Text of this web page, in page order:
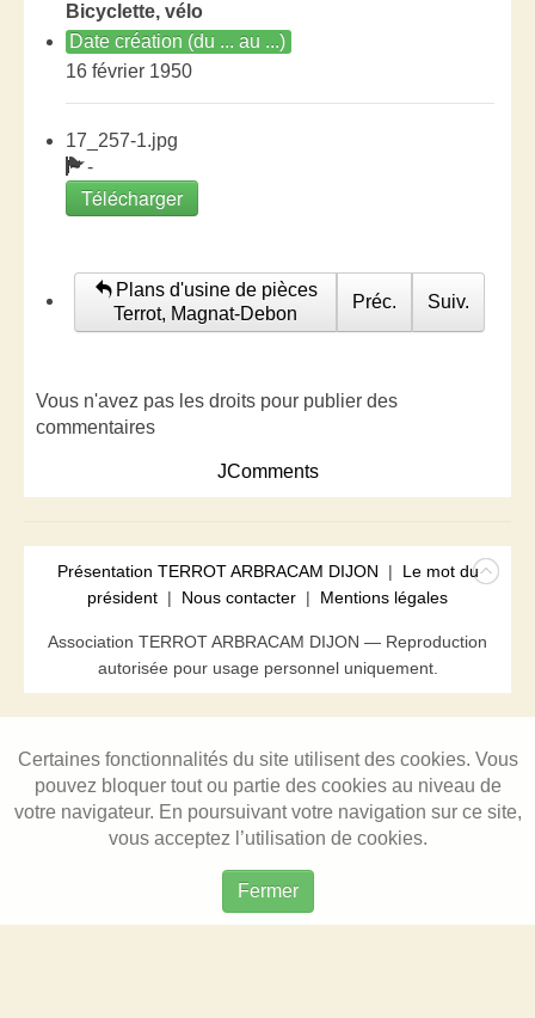
Bicyclette, vélo
Date création (du ... au ...)
16 février 1950
17_257-1.jpg
-
Télécharger
Plans d'usine de pièces
Terrot, Magnat-Debon
Préc. Suiv.
Vous n'avez pas les droits pour publier des
commentaires
JComments
Présentation TERROT ARBRACAM DIJON | Le mot du
président | Nous contacter | Mentions légales
Association TERROT ARBRACAM DIJON — Reproduction
autorisée pour usage personnel uniquement.
Certaines fonctionnalités du site utilisent des cookies. Vous
pouvez bloquer tout ou partie des cookies au niveau de
votre navigateur. En poursuivant votre navigation sur ce site,
vous acceptez l’utilisation de cookies.
Fermer